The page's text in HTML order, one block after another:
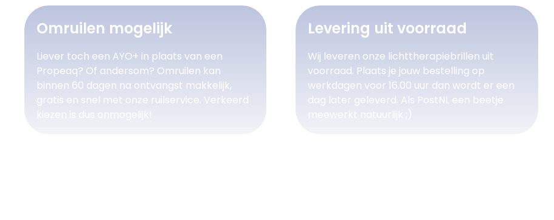
Omruilen mogelijk
Liever toch een AYO+ in plaats van een
Propeaq? Of andersom? Omruilen kan
binnen 60 dagen na ontvangst makkelijk,
gratis en snel met onze ruilservice. Verkeerd
Levering uit voorraad
Wij leveren onze lichttherapiebrillen uit
voorraad. Plaats je jouw bestelling op
werkdagen voor 16.00 uur dan wordt er een
dag later geleverd. Als PostNL een beetje